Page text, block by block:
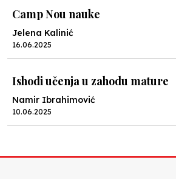
Camp Nou nauke
Jelena Kalinić
16.06.2025
Ishodi učenja u zahodu mature
Namir Ibrahimović
10.06.2025